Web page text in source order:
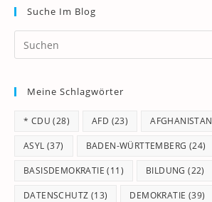
Suche Im Blog
Meine Schlagwörter
* CDU (28) AFD (23) AFGHANISTAN
ASYL (37) BADEN-WÜRTTEMBERG (24)
BASISDEMOKRATIE (11) BILDUNG (22)
DATENSCHUTZ (13) DEMOKRATIE (39)